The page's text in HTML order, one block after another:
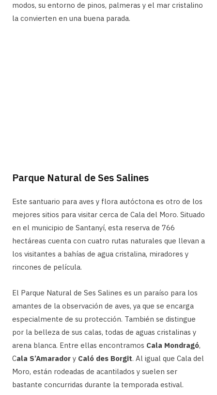
modos, su entorno de pinos, palmeras y el mar cristalino
la convierten en una buena parada.
Parque Natural de Ses Salines
Este santuario para aves y flora autóctona es otro de los
mejores sitios para visitar cerca de Cala del Moro. Situado
en el municipio de Santanyí, esta reserva de 766
hectáreas cuenta con cuatro rutas naturales que llevan a
los visitantes a bahías de agua cristalina, miradores y
rincones de película.
El Parque Natural de Ses Salines es un paraíso para los
amantes de la observación de aves, ya que se encarga
especialmente de su protección. También se distingue
por la belleza de sus calas, todas de aguas cristalinas y
arena blanca. Entre ellas encontramos Cala Mondragó,
Cala S’Amarador y Caló des Borgit. Al igual que Cala del
Moro, están rodeadas de acantilados y suelen ser
bastante concurridas durante la temporada estival.